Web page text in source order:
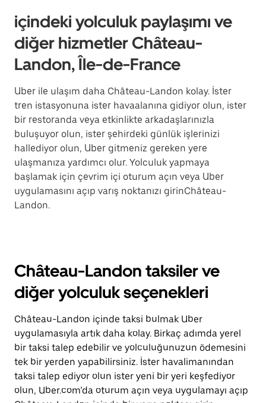
içindeki yolculuk paylaşımı ve
diğer hizmetler Château-
Landon, Île-de-France
Uber ile ulaşım daha Château-Landon kolay. İster
tren istasyonuna ister havaalanına gidiyor olun, ister
bir restoranda veya etkinlikte arkadaşlarınızla
buluşuyor olun, ister şehirdeki günlük işlerinizi
hallediyor olun, Uber gitmeniz gereken yere
ulaşmanıza yardımcı olur. Yolculuk yapmaya
başlamak için çevrim içi oturum açın veya Uber
uygulamasını açıp varış noktanızı girinChâteau-
Landon.
Château-Landon taksiler ve
diğer yolculuk seçenekleri
Château-Landon içinde taksi bulmak Uber
uygulamasıyla artık daha kolay. Birkaç adımda yerel
bir taksi talep edebilir ve yolculuğunuzun ödemesini
tek bir yerden yapabilirsiniz. İster havalimanından
taksi talep ediyor olun ister yeni bir yeri keşfediyor
olun, Uber.com’da oturum açın veya uygulamayı açıp